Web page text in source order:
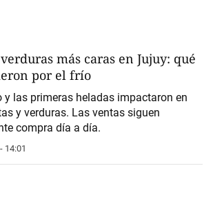
más caras en Jujuy: qué
por el frío
y las primeras heladas impactaron en
y verduras. Las ventas siguen
compra día a día.
14:01